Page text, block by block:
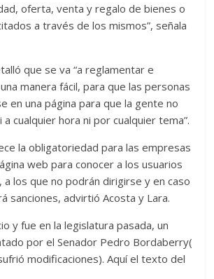
oferta, venta y regalo de bienes o
a través de los mismos”, señala
que se va “a reglamentar e
manera fácil, para que las personas
en una página para que la gente no
cualquier hora ni por cualquier tema”.
la obligatoriedad para las empresas
web para conocer a los usuarios
a los que no podrán dirigirse y en caso
sanciones, advirtió Acosta y Lara.
y fue en la legislatura pasada, un
por el Senador Pedro Bordaberry(
modificaciones). Aquí el texto del